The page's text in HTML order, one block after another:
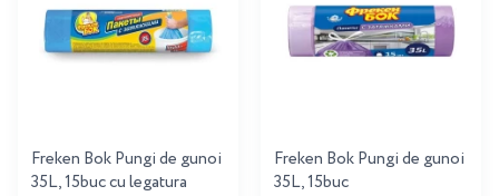
Freken Bok Pungi de gunoi
35L, 15buc cu legatura
Freken Bok Pungi de gunoi
35L, 15buc